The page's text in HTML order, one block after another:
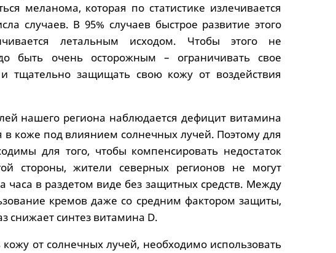
меланома, которая по статистике излечивается
случаев. В 95% случаев быстрое развитие этого
летальным исходом. Чтобы этого не
быть очень осторожным – ограничивать свое
тщательно защищать свою кожу от воздействия
нашего региона наблюдается дефицит витамина
в коже под влиянием солнечных лучей. Поэтому для
для того, чтобы компенсировать недостаток
стороны, жители северных регионов не могут
часа в раздетом виде без защитных средств. Между
кремов даже со средним фактором защиты,
снижает синтез витамина D.
от солнечных лучей, необходимо использовать